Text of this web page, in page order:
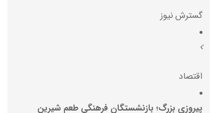
گسترش نیوز
اقتصاد
پیروزی بزرگ؛ بازنشستگان فرهنگی طعم شیرین